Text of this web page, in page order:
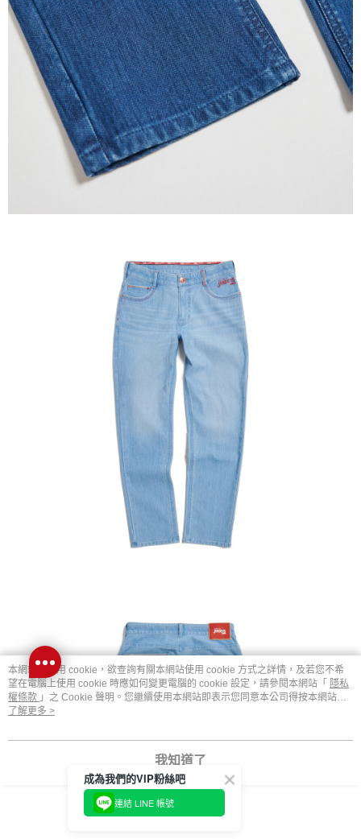
本網站中使用 cookie，欲查詢有關本網站使用 cookie 方式之詳情，及若您不希
望在電腦上使用 cookie 時應如何變更電腦的 cookie 設定，請參閱本網站「 隱私
權條款 」之 Cookie 聲明。您繼續使用本網站即表示您同意本公司得按本網站使
用條款之 Cookie 聲明使用 cookie。
了解更多 >
我知道了
成為我們的VIP粉絲吧
連結 LINE 帳號